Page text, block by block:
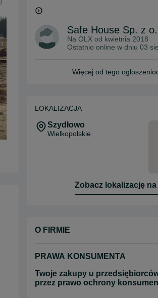
Safe House Sp. z
Na OLX od kwietnia 2018
Ostatnio online w dniu 03
Więcej od tego
LOKALIZACJA
Szydłowo
Wielkopolskie
Zobacz lokalizację
O FIRMIE
PRAWA KONSUMENTA
Twoje zakupy u
przez prawo ochrony